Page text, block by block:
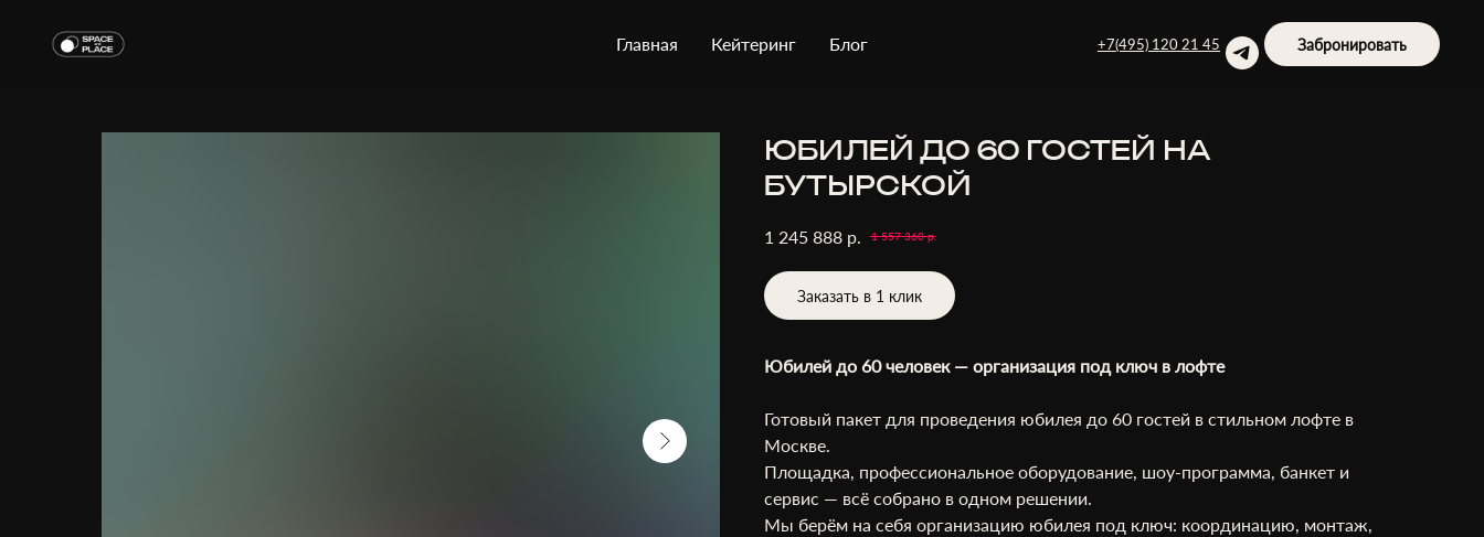
Главная Кейтеринг Блог +7(495) 120 21 45 Забронировать
ЮБИЛЕЙ ДО 60 ГОСТЕЙ НА
БУТЫРСКОЙ
1 245 888 р. 1 557 360 р.
Заказать в 1 клик
Юбилей до 60 человек — организация под ключ в лофте
Готовый пакет для проведения юбилея до 60 гостей в стильном лофте в
Москве.
Площадка, профессиональное оборудование, шоу-программа, банкет и
сервис — всё собрано в одном решении.
Мы берём на себя организацию юбилея под ключ: координацию, монтаж,